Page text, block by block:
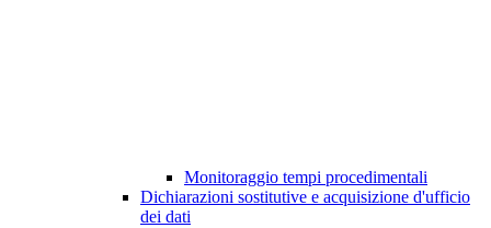
Monitoraggio tempi procedimentali
Dichiarazioni sostitutive e acquisizione d'ufficio
dei dati